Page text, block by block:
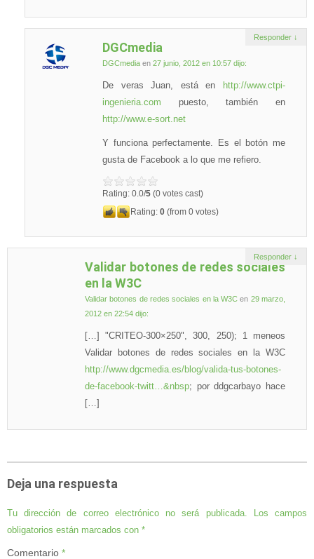
DGCmedia
DGCmedia en 27 junio, 2012 en 10:57 dijo:
De veras Juan, está en
http://www.ctpi-
ingenieria.com puesto, también en
http://www.e-sort.net
Y funciona perfectamente. Es el botón me
gusta de Facebook a lo que me refiero.
Rating: 0.0/5 (0 votes cast)
Rating: 0 (from 0 votes)
Responder ↓
Validar botones de redes sociales
en la W3C
Validar botones de redes sociales en la W3C en 29 marzo,
2012 en 22:54 dijo:
[…] "CRITEO-300×250", 300, 250); 1 meneos
Validar botones de redes sociales en la W3C
http://www.dgcmedia.es/blog/valida-tus-botones-
de-facebook-twitt…&nbsp; por ddgcarbayo hace
[…]
Responder ↓
Deja una respuesta
Tu dirección de correo electrónico no será publicada.
Los campos
obligatorios están marcados con *
Comentario *